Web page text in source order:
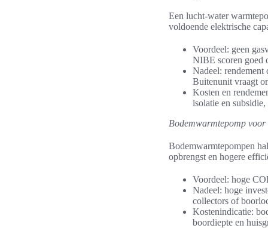
Een lucht-water
voldoende elektrische
Voordeel: geen
NIBE scoren goed
Nadeel:
Buitenunit vraagt
Kosten en
isolatie en
Bodemwarmtepomp
Bodemwarmtepompen
opbrengst en hogere
Voordeel: hoge
Nadeel: hoge
collectors of
Kostenindicatie:
boordiepte en